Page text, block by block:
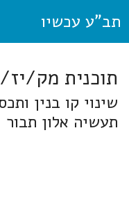
תב"ע עכשיו
תוכנית מק/יז/06/12003 יזרעאלים
תעשיה אלון תבור